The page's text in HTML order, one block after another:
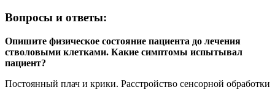
Вопросы и ответы:
Опишите физическое состояние пациента до лечения
стволовыми клетками. Какие симптомы испытывал
пациент?
Постоянный плач и крики. Расстройство сенсорной обработки